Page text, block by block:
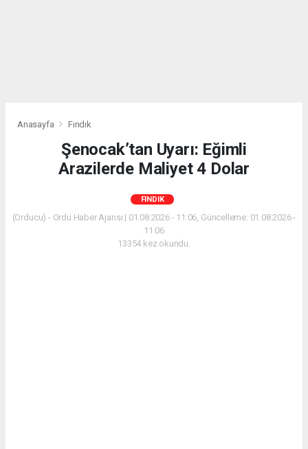
Anasayfa Fındık
Şenocak’tan Uyarı: Eğimli
Arazilerde Maliyet 4 Dolar
FINDIK
(Orducu) - Ordu Haber Ajansı | 01.08.2026 - 11:06, Güncelleme: 01.08.2026 -
11:06
13354 kez okundu.